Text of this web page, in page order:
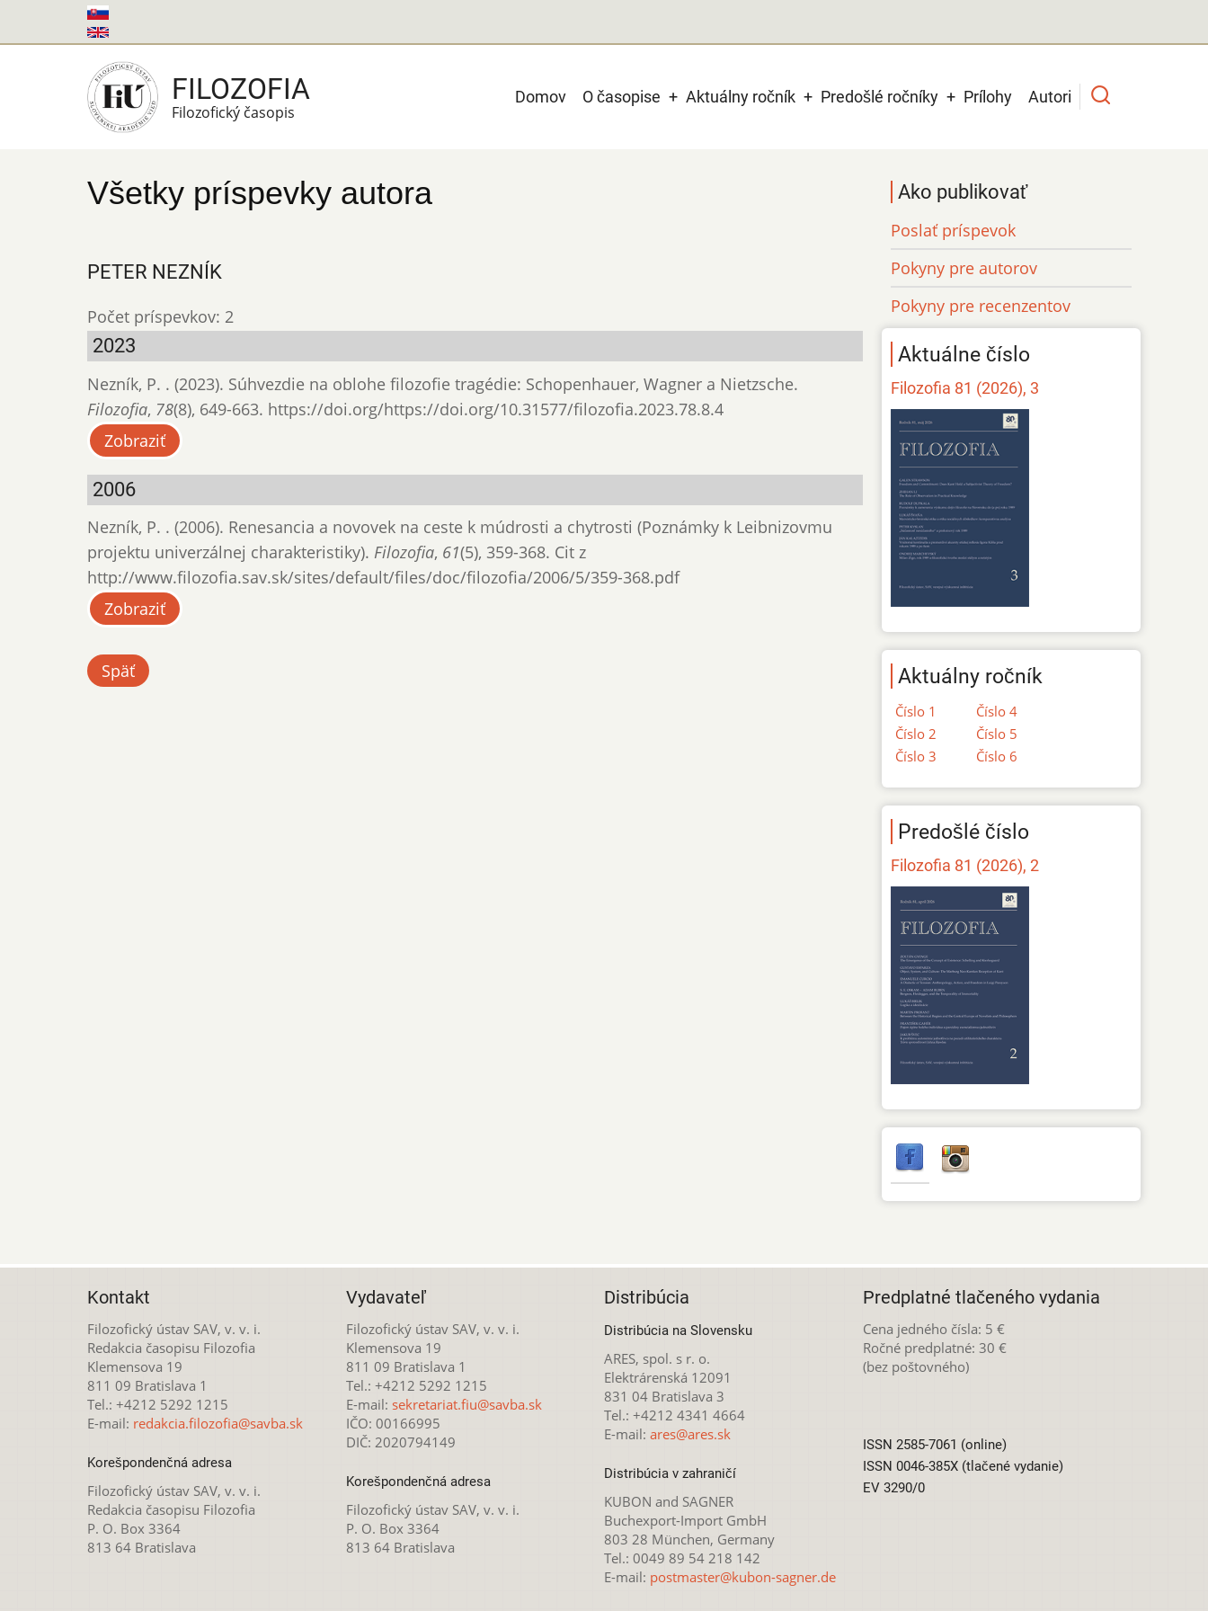
na
FILOZOFIA
Filozofický časopis
Main
Domov O časopise Aktuálny ročník Predošlé ročníky Prílohy Autori
Všetky príspevky autora
PETER NEZNÍK
Počet príspevkov: 2
2023
Nezník, P. . (2023). Súhvezdie na oblohe filozofie tragédie: Schopenhauer, Wagner a Nietzsche.
Filozofia, 78(8), 649-663. https://doi.org/https://doi.org/10.31577/filozofia.2023.78.8.4
Zobraziť
2006
Nezník, P. . (2006). Renesancia a novovek na ceste k múdrosti a chytrosti (Poznámky k Leibnizovmu
projektu univerzálnej charakteristiky). Filozofia, 61(5), 359-368. Cit z
http://www.filozofia.sav.sk/sites/default/files/doc/filozofia/2006/5/359-368.pdf
Zobraziť
Späť
Ako publikovať
Poslať príspevok
Pokyny pre autorov
Pokyny pre recenzentov
Aktuálne číslo
Filozofia 81 (2026), 3
Aktuálny ročník
Číslo 1
Číslo 2
Číslo 3
Číslo 4
Číslo 5
Číslo 6
Predošlé číslo
Filozofia 81 (2026), 2
Kontakt
Filozofický ústav SAV, v. v. i.
Redakcia časopisu Filozofia
Klemensova 19
811 09 Bratislava 1
Tel.: +4212 5292 1215
E-mail: redakcia.filozofia@savba.sk
Korešpondenčná adresa
Filozofický ústav SAV, v. v. i.
Redakcia časopisu Filozofia
P. O. Box 3364
813 64 Bratislava
Vydavateľ
Filozofický ústav SAV, v. v. i.
Klemensova 19
811 09 Bratislava 1
Tel.: +4212 5292 1215
E-mail: sekretariat.fiu@savba.sk
IČO: 00166995
DIČ: 2020794149
Korešpondenčná adresa
Filozofický ústav SAV, v. v. i.
P. O. Box 3364
813 64 Bratislava
Distribúcia
Distribúcia na Slovensku
ARES, spol. s r. o.
Elektrárenská 12091
831 04 Bratislava 3
Tel.: +4212 4341 4664
E-mail: ares@ares.sk
Distribúcia v zahraničí
KUBON and SAGNER
Buchexport-Import GmbH
803 28 München, Germany
Tel.: 0049 89 54 218 142
E-mail: postmaster@kubon-sagner.de
Predplatné tlačeného vydania
Cena jedného čísla: 5 €
Ročné predplatné: 30 €
(bez poštovného)
ISSN 2585-7061 (online)
ISSN 0046-385X (tlačené vydanie)
EV 3290/0